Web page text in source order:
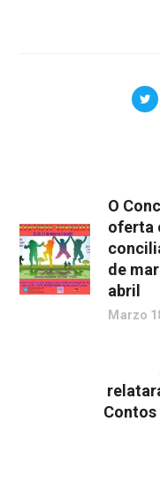
O
oferta
de
abril
Marzo